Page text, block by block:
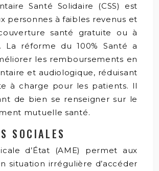
Santé Solidaire (CSS) est
personnes à faibles revenus et
santé gratuite ou à
La réforme du 100% Santé a
les remboursements en
et audiologique, réduisant
à charge pour les patients. Il
de bien se renseigner sur le
mutuelle santé.
SOCIALES
d’État (AME) permet aux
situation irrégulière d’accéder